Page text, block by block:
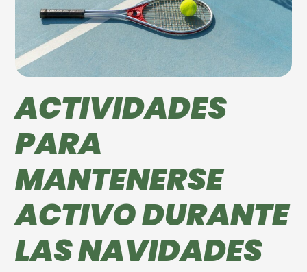
ACTIVIDADES
PARA
MANTENERSE
ACTIVO DURANTE
LAS NAVIDADES